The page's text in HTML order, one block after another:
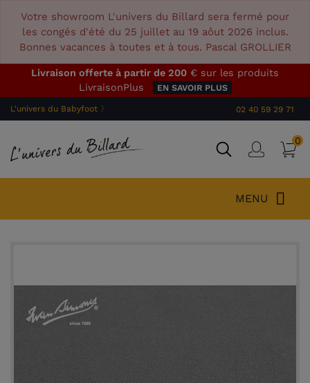
Votre showroom L'univers du Billard sera fermé pour
les congés d'été du 25 juillet au 19 aôut 2026 inclus.
Bonnes vacances à toutes et à tous. Pascal GROLLIER
Livraison offerte à partir de 200 € sur les produits
LivraisonPlus
EN SAVOIR PLUS
L'univers du Babyfoot 〉 02 40 59 29 71
0
MENU